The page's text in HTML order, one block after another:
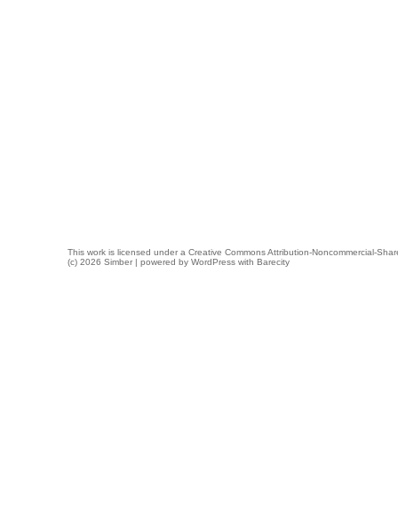
This work is licensed under a Creative Commons Attribution-Noncommercial-
(c) 2026 Simber | powered by WordPress with Barecity